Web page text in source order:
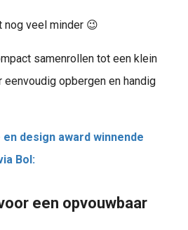
nog veel minder 😉
samenrollen tot een klein
opbergen en handig
design award winnende
Bol:
een opvouwbaar